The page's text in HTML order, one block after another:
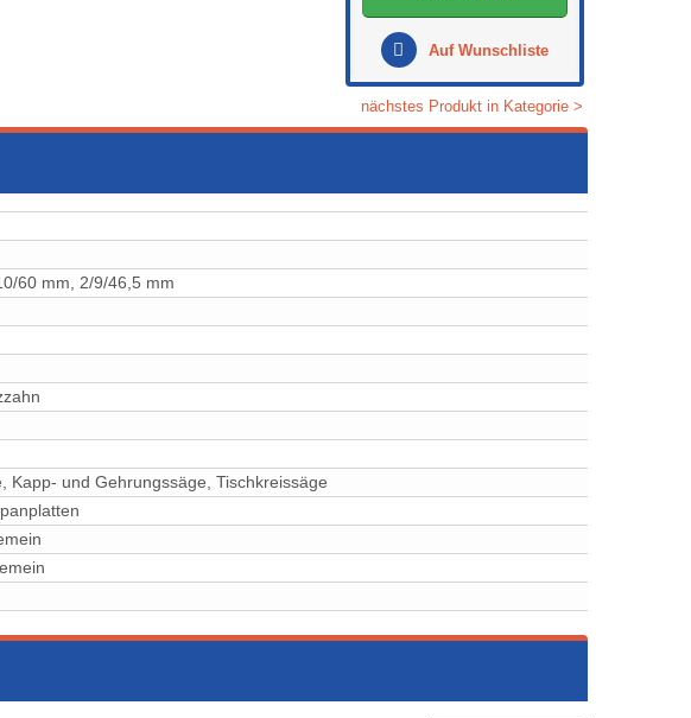
Auf Wunschliste
nächstes Produkt in Kategorie >
60 mm, 2/9/46,5 mm
Kapp- und Gehrungssäge, Tischkreissäge